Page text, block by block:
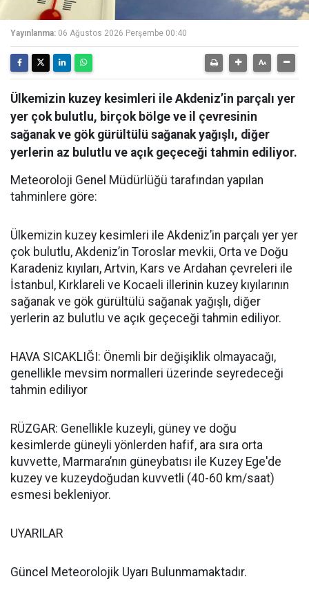
Yayınlanma: 06 Ağustos 2026 Perşembe 00:40
Ülkemizin kuzey kesimleri ile Akdeniz’in parçalı yer
yer çok bulutlu, birçok bölge ve il çevresinin
sağanak ve gök gürültülü sağanak yağışlı, diğer
yerlerin az bulutlu ve açık geçeceği tahmin ediliyor.
Meteoroloji Genel Müdürlüğü tarafından yapılan
tahminlere göre:
Ülkemizin kuzey kesimleri ile Akdeniz’in parçalı yer yer
çok bulutlu, Akdeniz’in Toroslar mevkii, Orta ve Doğu
Karadeniz kıyıları, Artvin, Kars ve Ardahan çevreleri ile
İstanbul, Kırklareli ve Kocaeli illerinin kuzey kıyılarının
sağanak ve gök gürültülü sağanak yağışlı, diğer
yerlerin az bulutlu ve açık geçeceği tahmin ediliyor.
HAVA SICAKLIĞI: Önemli bir değişiklik olmayacağı,
genellikle mevsim normalleri üzerinde seyredeceği
tahmin ediliyor
RÜZGAR: Genellikle kuzeyli, güney ve doğu
kesimlerde güneyli yönlerden hafif, ara sıra orta
kuvvette, Marmara’nın güneybatısı ile Kuzey Ege'de
kuzey ve kuzeydoğudan kuvvetli (40-60 km/saat)
esmesi bekleniyor.
UYARILAR
Güncel Meteorolojik Uyarı Bulunmamaktadır.